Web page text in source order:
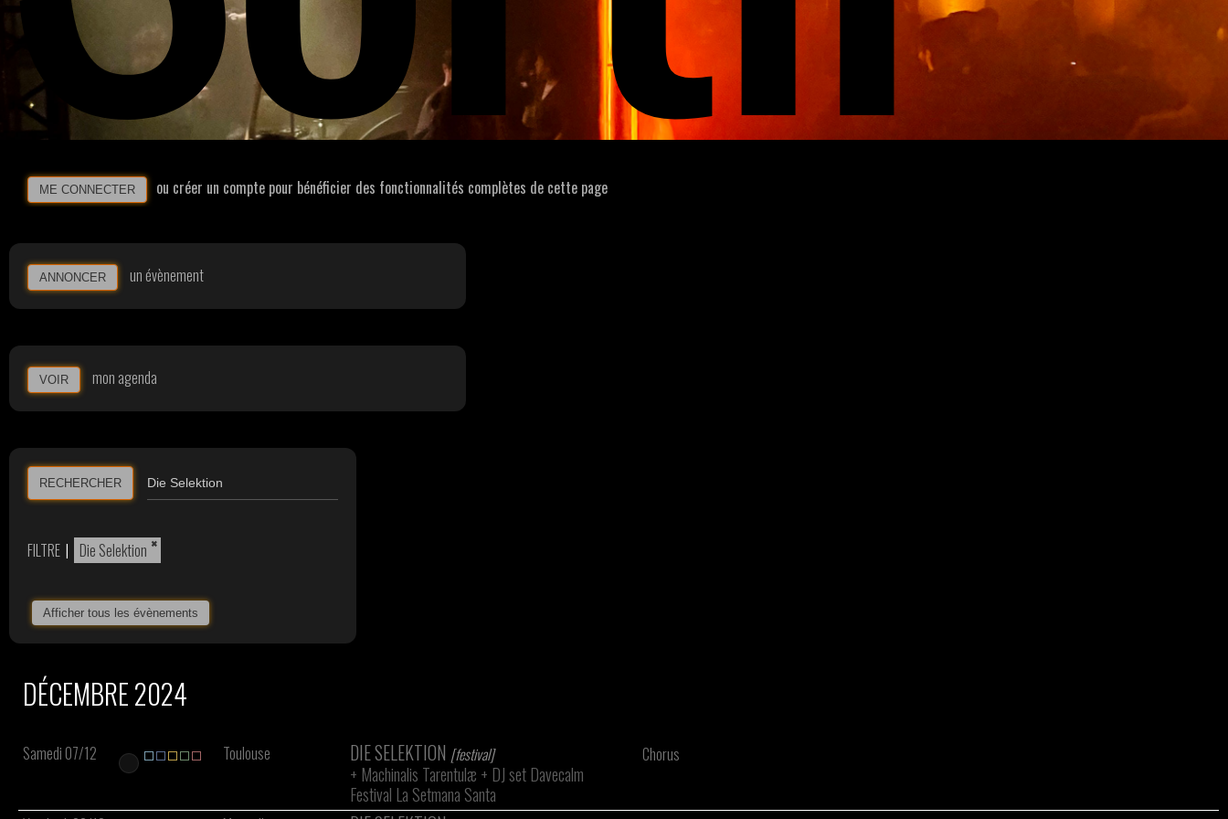
ME CONNECTER ou créer un compte pour bénéficier des fonctionnalités complètes de cette page
ANNONCER un évènement
VOIR mon agenda
RECHERCHER
FILTRE | ×
Die Selektion
Afficher tous les évènements
DÉCEMBRE 2024
Samedi 07/12 Toulouse DIE SELEKTION [festival]
+ Machinalis Tarentulæ + DJ set Davecalm
Festival La Setmana Santa
Chorus